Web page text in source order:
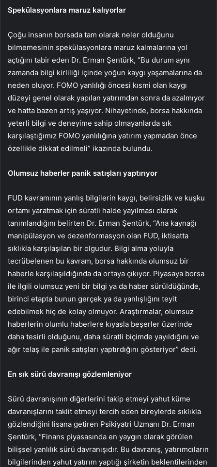
Spekülasyonlara maruz kalıyorlar
Çoğu insanın borsada tam olarak neler olduğunu
bilmemesinin spekülasyonlara maruz kalmalarına yol
açtığını tabir eden Dr. Erman Şentürk, “Bu durum aynı
zamanda bilgi kirliliği içinde yoğun kaygı yaşamalarına da
neden oluyor. FOMO yanlılığı öncesi kısmi olan kaygı
düzeyi genel olarak yapılan yatırımdan sonra da azalmıyor
ve hatta bazen artış yaşıyor. Nihayetinde, borsa hakkında
yeterli bilgi ve deneyime sahip olmayanlarda sık
karşılaştığımız FOMO yanlılığına yatırım yapmadan önce
özellikle dikkat edilmeli” ikazında bulundu.
Olumsuz haberler panik satışları yaptırıyor
FUD kavramının yanlış bilgilerin kaygı, belirsizlik ve kuşku
ortamı yaratmak için süratli halde yayılması olarak
tanımlandığını belirten Dr. Erman Şentürk, “Ana kaynağı
manipülasyon ve dezenformasyon olan FUD, iktisatta
sıklıkla karşılaşılan bir olgudur. Bilgi alma yoluyla
tecrübelenen bu kavram, borsa hakkında olumsuz bir
haberle karşılaşıldığında da ortaya çıkıyor. Piyasaya borsa
ile ilgili olumsuz yeni bir bilgi ya da haber sürüldüğünde,
birinci etapta bunun gerçek ya da yanlışlığını teyit
edebilmek hiç de kolay olmuyor. Araştırmalar, olumsuz
haberlerin olumlu haberlere kıyasla beşerler üzerinde
daha tesirli olduğunu, daha süratli biçimde yayıldığını ve
ağır telaş ile panik satışları yaptırdığını gösteriyor” dedi.
En sık sürü davranışı gözlemleniyor
Sürü davranışının diğerlerini takip etmeyi yahut küme
davranışlarını taklit etmeyi tercih eden bireylerde sıklıkla
gözlendiğini lisana getiren Psikiyatri Uzmanı Dr. Erman
Şentürk, “Finans piyasasında en yaygın olarak görülen
bilişsel yanlılık sürü davranışıdır. Bu davranış, yatırımcıların
bilgilerinden yahut yatırım yaptığı şirketin beklentilerinden